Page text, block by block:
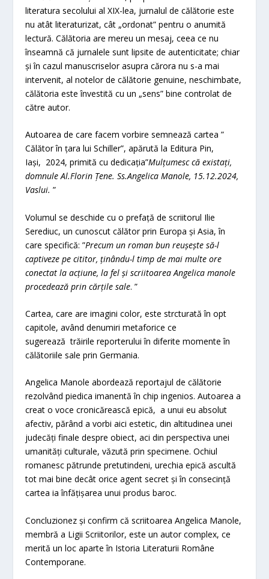
literatura secolului al XIX-lea, jurnalul de călătorie este
nu atât literaturizat, cât „ordonat” pentru o anumită
lectură. Călătoria are mereu un mesaj, ceea ce nu
înseamnă că jurnalele sunt lipsite de autenticitate; chiar
și în cazul manuscriselor asupra cărora nu s-a mai
intervenit, al notelor de călătorie genuine, neschimbate,
călătoria este învestită cu un „sens” bine controlat de
către autor.
Autoarea de care facem vorbire semnează cartea ”
Călător în țara lui Schiller”, apărută la Editura Pin,
Iași, 2024, primită cu dedicația”Mulțumesc că existați,
domnule Al.Florin Țene. Ss.Angelica Manole, 15.12.2024,
Vaslui.”
Volumul se deschide cu o prefață de scriitorul Ilie
Serediuc, un cunoscut călător prin Europa și Asia, în
care specifică: ”Precum un roman bun reușește să-l
captiveze pe cititor, ținându-l timp de mai multe ore
conectat la acțiune, la fel și scriitoarea Angelica manole
procedează prin cărțile sale. ”
Cartea, care are imagini color, este strcturată în opt
capitole, având denumiri metaforice ce
sugerează trăirile reporterului în diferite momente în
călătoriile sale prin Germania.
Angelica Manole abordează reportajul de călătorie
rezolvând piedica imanentă în chip ingenios. Autoarea a
creat o voce cronicărească epică, a unui eu absolut
afectiv, părând a vorbi aici estetic, din altitudinea unei
judecăți finale despre obiect, aci din perspectiva unei
umanități culturale, văzută prin specimene. Ochiul
romanesc pătrunde pretutindeni, urechia epică ascultă
tot mai bine decât orice agent secret și în consecință
cartea ia înfățișarea unui produs baroc.
Concluzionez și confirm că scriitoarea Angelica Manole,
membră a Ligii Scriitorilor, este un autor complex, ce
merită un loc aparte în Istoria Literaturii Române
Contemporane.